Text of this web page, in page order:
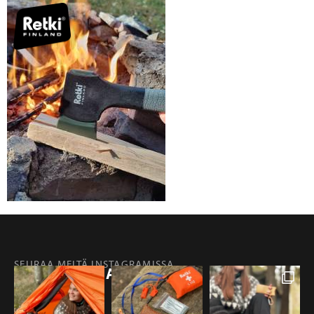
SEURAA MEITÄ INSTAGRAMISSA
@RETKIFINLAND